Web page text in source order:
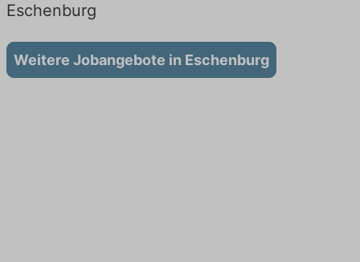
Eschenburg
Weitere Jobangebote in Eschenburg